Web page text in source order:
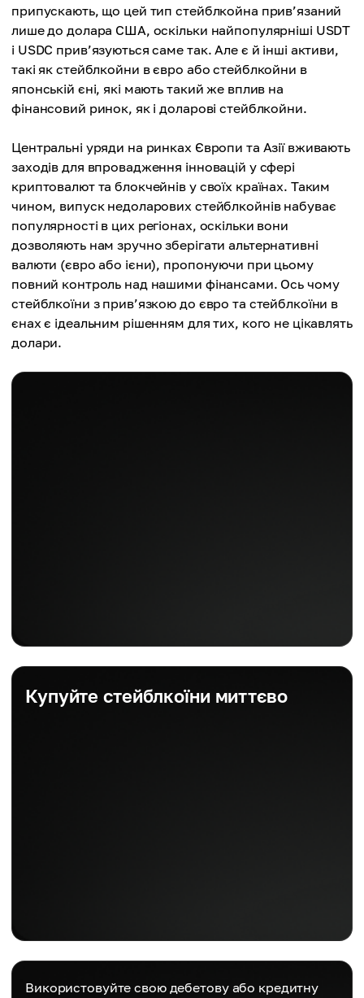
припускають, що цей тип стейблкойна прив’язаний
лише до долара США, оскільки найпопулярніші USDT
і USDC прив’язуються саме так. Але є й інші активи,
такі як стейблкойни в євро або стейблкойни в
японській єні, які мають такий же вплив на
фінансовий ринок, як і доларові стейблкойни.
Центральні уряди на ринках Європи та Азії вживають
заходів для впровадження інновацій у сфері
криптовалют та блокчейнів у своїх країнах. Таким
чином, випуск недоларових стейблкойнів набуває
популярності в цих регіонах, оскільки вони
дозволяють нам зручно зберігати альтернативні
валюти (євро або ієни), пропонуючи при цьому
повний контроль над нашими фінансами. Ось чому
стейблкоїни з прив’язкою до євро та стейблкоїни в
єнах є ідеальним рішенням для тих, кого не цікавлять
долари.
Купуйте стейблкоїни миттєво
Використовуйте свою дебетову або кредитну